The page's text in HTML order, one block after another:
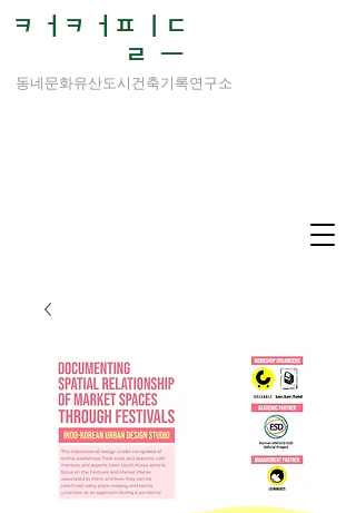
ㅋ ㅓㅋ ㅓㅍ ㅣㄷ
ㄹ ㅡ
동네문화유산도시건축기록연구소